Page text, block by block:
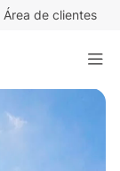
Área de clientes